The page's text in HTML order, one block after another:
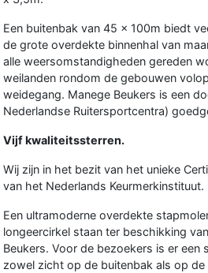
Een buitenbak van 45 x 100m biedt
de grote overdekte binnenhal van
alle weersomstandigheden gereden
weilanden rondom de gebouwen
weidegang. Manege Beukers is een
Nederlandse Ruitersportcentra)
Vijf kwaliteitssterren.
Wij zijn in het bezit van het unieke
van het Nederlands Keurmerkinstituut.
Een ultramoderne overdekte
longeercirkel staan ter beschikking
Beukers. Voor de bezoekers is er een
zowel zicht op de buitenbak als op